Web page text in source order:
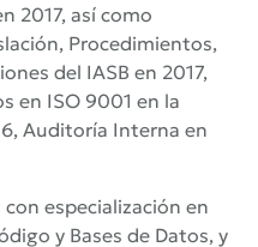
2017, así como
Procedimientos,
del IASB en 2017,
en ISO 9001 en la
Auditoría Interna en
especialización en
y Bases de Datos, y